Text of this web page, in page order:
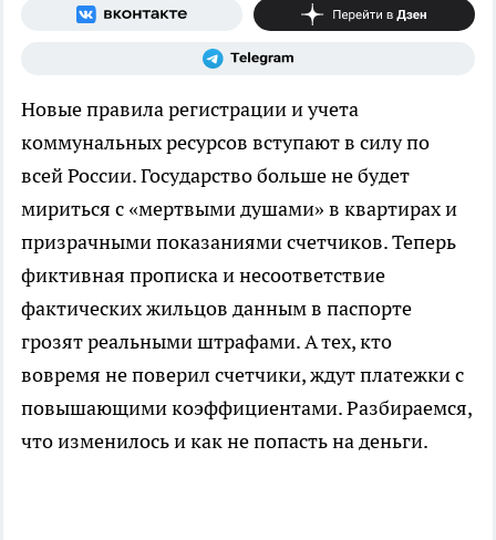
Новые правила регистрации и учета
коммунальных ресурсов вступают в силу по
всей России. Государство больше не будет
мириться с «мертвыми душами» в квартирах и
призрачными показаниями счетчиков. Теперь
фиктивная прописка и несоответствие
фактических жильцов данным в паспорте
грозят реальными штрафами. А тех, кто
вовремя не поверил счетчики, ждут платежки с
повышающими коэффициентами. Разбираемся,
что изменилось и как не попасть на деньги.